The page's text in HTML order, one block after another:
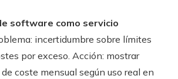
software como servicio
incertidumbre sobre límites
por exceso. Acción: mostrar
coste mensual según uso real en